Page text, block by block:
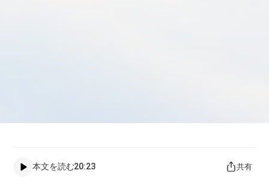
本文を読む20:23 共有